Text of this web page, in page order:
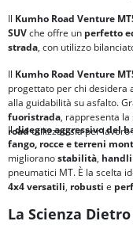
Il Kumho Road Venture
SUVche offre un perfetto
strada, con utilizzo
Il Kumho Road Venture
progettato per chi desidera
alla guidabilità su asfalto.
fuoristrada, rappresenta
roadutilizzati sia per lavoro
Ildisegno aggressivo del
fango, rocce e terreni
miglioranostabilità,
pneumatici MT. È la scelta
4x4 versatili, robusti e
La Scienza